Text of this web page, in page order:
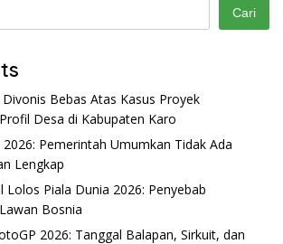
Cari
Bebas Atas Kasus Proyek
Desa di Kabupaten Karo
Pemerintah Umumkan Tidak Ada
Lengkap
Lolos Piala Dunia 2026: Penyebab
Bosnia
2026: Tanggal Balapan, Sirkuit, dan